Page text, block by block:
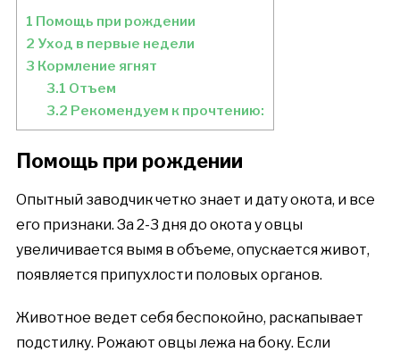
1 Помощь при рождении
2 Уход в первые недели
3 Кормление ягнят
3.1 Отъем
3.2 Рекомендуем к прочтению:
Помощь при рождении
Опытный заводчик четко знает и дату окота, и все
его признаки. За 2-3 дня до окота у овцы
увеличивается вымя в объеме, опускается живот,
появляется припухлости половых органов.
Животное ведет себя беспокойно, раскапывает
подстилку. Рожают овцы лежа на боку. Если